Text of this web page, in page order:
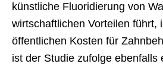
künstliche Fluoridierung von
wirtschaftlichen Vorteilen führt,
öffentlichen Kosten für
ist der Studie zufolge ebenfalls